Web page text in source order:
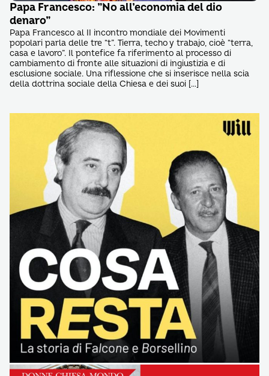
Papa Francesco: ”No all’economia del dio
denaro”
Papa Francesco al II incontro mondiale dei Movimenti
popolari parla delle tre “t”. Tierra, techo y trabajo, cioè “terra,
casa e lavoro”. Il pontefice fa riferimento al processo di
cambiamento di fronte alle situazioni di ingiustizia e di
esclusione sociale. Una riflessione che si inserisce nella scia
della dottrina sociale della Chiesa e dei suoi […]